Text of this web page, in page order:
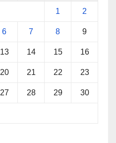
1 2
6 7 8 9
13 14 15 16
20 21 22 23
27 28 29 30